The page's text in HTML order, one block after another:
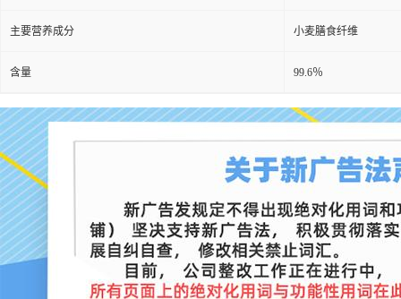
主要营养成分 小麦膳食纤维
含量 99.6％